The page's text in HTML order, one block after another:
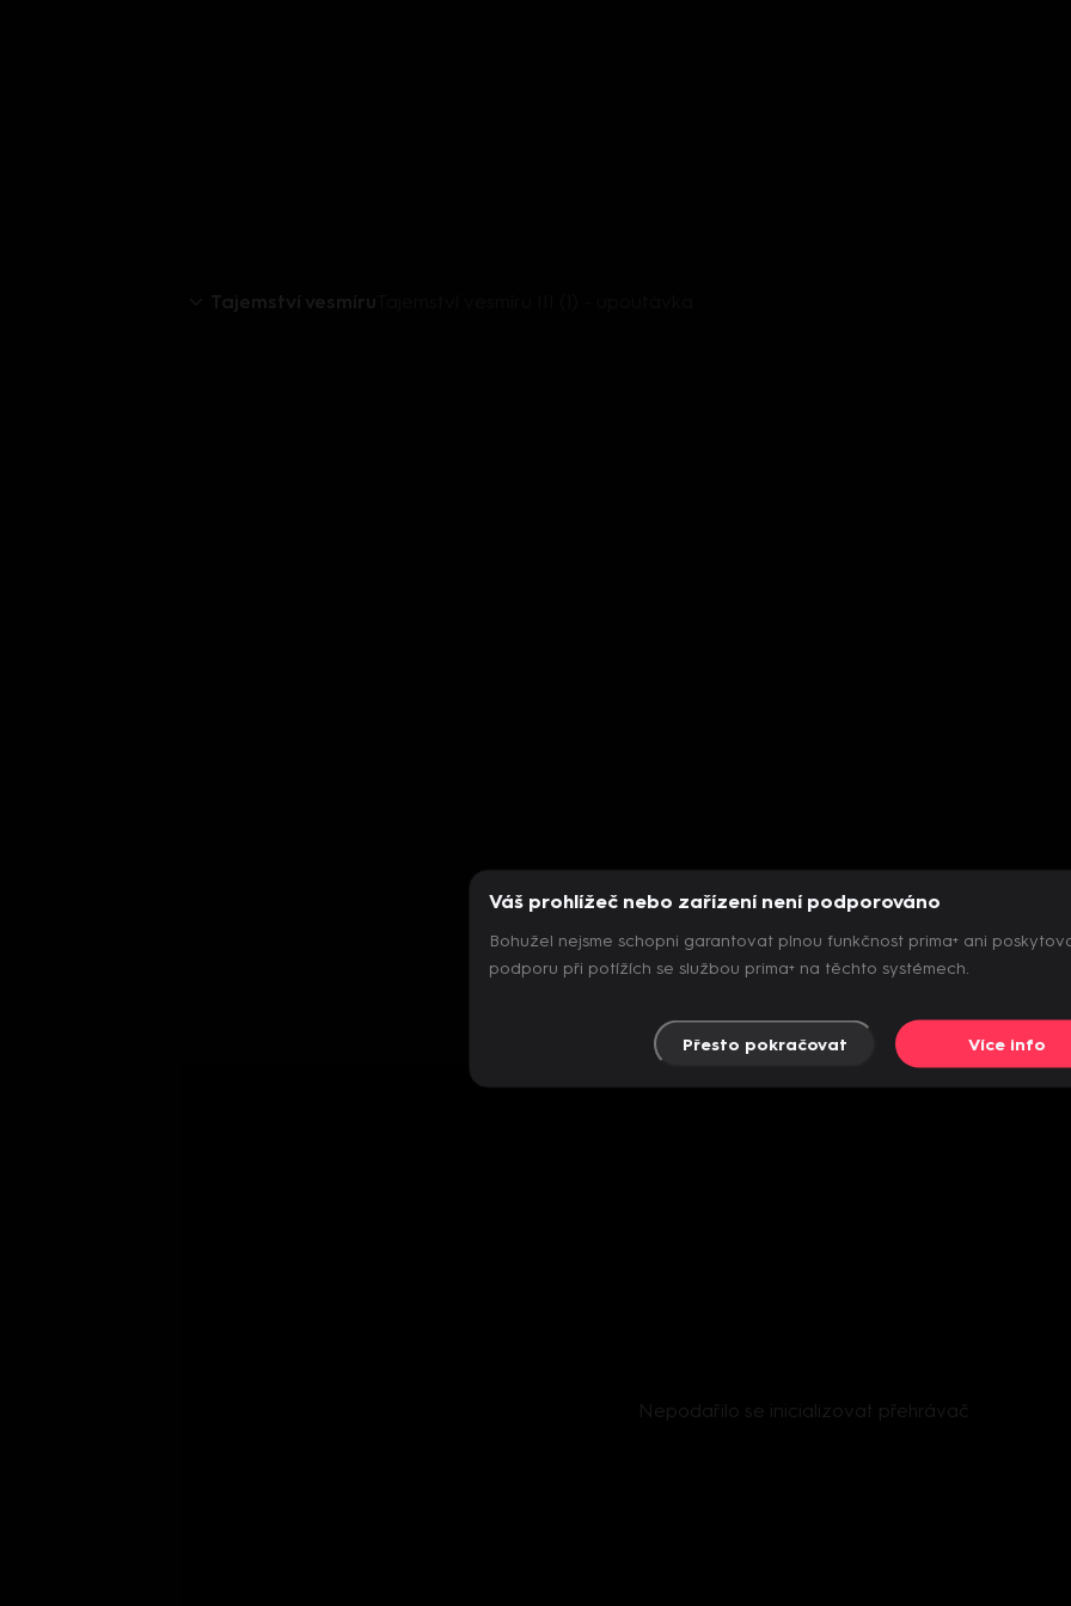
Nepodařilo se inicializovat přehrávač
Váš prohlížeč nebo zařízení není podporováno
Bohužel nejsme schopni garantovat plnou funkčnost prima+ ani
podporu při potížích se službou prima+ na těchto systémech.
Přesto pokračovat Více info